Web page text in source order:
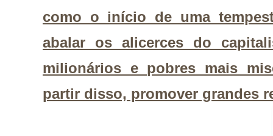
como o início de uma
abalar os alicerces do
milionários e pobres mais
partir disso, promover grandes